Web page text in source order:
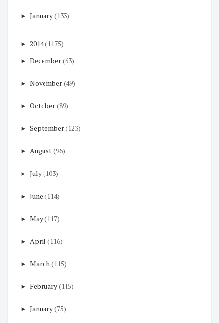
► January(133)
► 2014(1175)
► December(63)
► November(49)
► October(89)
► September(123)
► August(96)
► July(103)
► June (114)
► May(117)
► April (116)
► March(115)
► February(115)
► January(75)